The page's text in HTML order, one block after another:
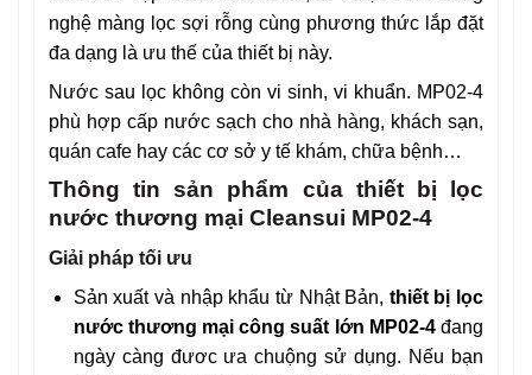
nghệ màng lọc sợi rỗng cùng phương thức lắp đặt
đa dạng là ưu thế của thiết bị này.
Nước sau lọc không còn vi sinh, vi khuẩn. MP02-4
phù hợp cấp nước sạch cho nhà hàng, khách sạn,
quán cafe hay các cơ sở y tế khám, chữa bệnh…
Thông tin sản phẩm của thiết bị lọc
nước thương mại Cleansui MP02-4
Giải pháp tối ưu
Sản xuất và nhập khẩu từ Nhật Bản, thiết bị lọc
nước thương mại công suất lớn MP02-4đang
ngày càng đươc ưa chuộng sử dụng. Nếu bạn